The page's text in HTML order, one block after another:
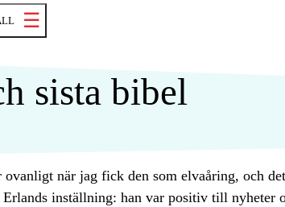
sista bibel
när jag fick den som elvaåring, och
inställning: han var positiv till nyheter